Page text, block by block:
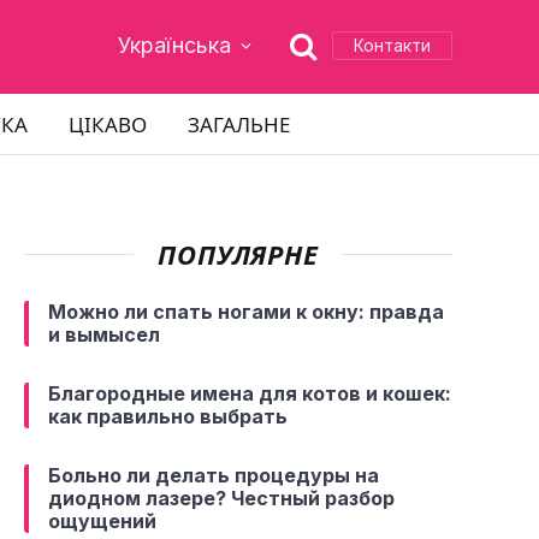
Українська Контакти
ЦІКАВО ЗАГАЛЬНЕ
ПОПУЛЯРНЕ
Можно ли спать ногами к окну: правда
и вымысел
Благородные имена для котов и кошек:
как правильно выбрать
Больно ли делать процедуры на
диодном лазере? Честный разбор
ощущений